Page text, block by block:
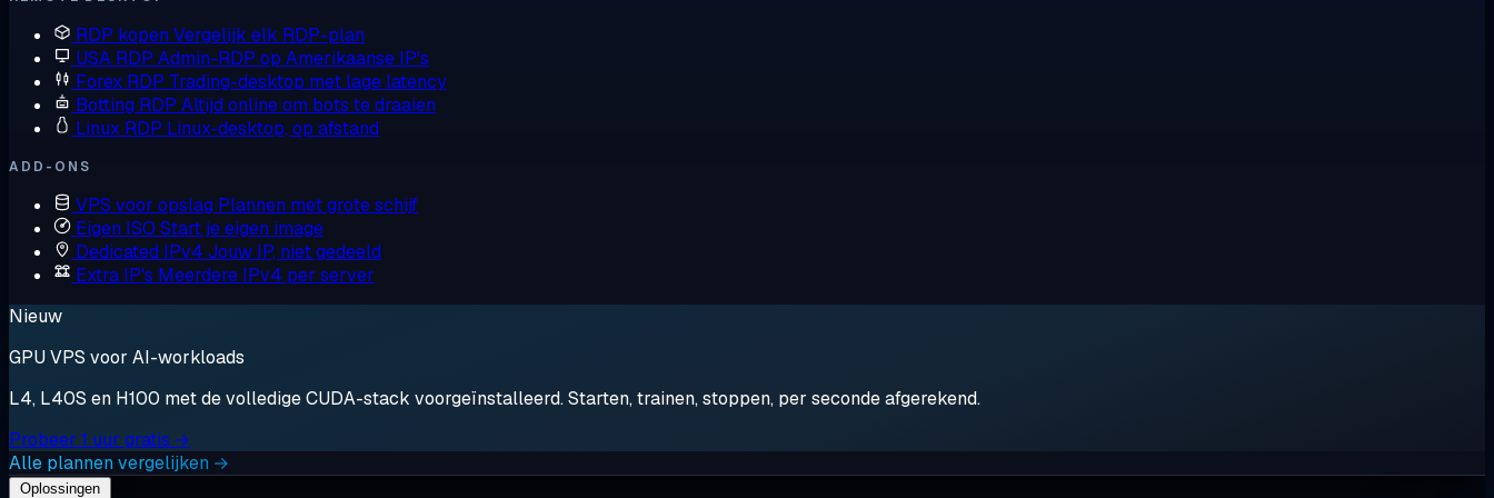
RDP kopen Vergelijk elk RDP-plan
USA RDP Admin-RDP op Amerikaanse IP's
Forex RDP Trading-desktop met lage latency
Botting RDP Altijd online om bots te draaien
Linux RDP Linux-desktop, op afstand
ADD-ONS
VPS voor opslag Plannen met grote schijf
Eigen ISO Start je eigen image
Dedicated IPv4 Jouw IP, niet gedeeld
Extra IP's Meerdere IPv4 per server
Nieuw
GPU VPS voor AI-workloads
L4, L40S en H100 met de volledige CUDA-stack voorgeïnstalleerd. Starten, trainen, stoppen, per seconde afgerekend.
Probeer 1 uur gratis →
Alle plannen vergelijken →